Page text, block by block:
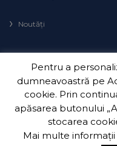
Noutăți
Copyright 2018
Pentru a
dumneavoastră pe
cookie. Prin
apăsarea butonului
stocarea
Mai multe